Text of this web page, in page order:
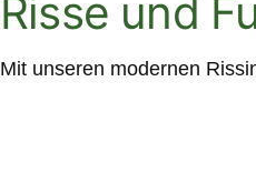
Risse und
Mit unseren modernen